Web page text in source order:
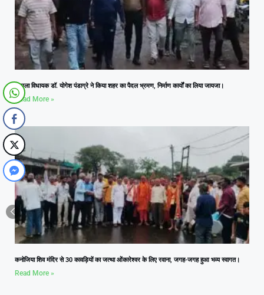
आमला विधायक डॉ. योगेश पंडाग्रे ने किया शहर का पैदल भ्रमण, निर्माण कार्यों का लिया जायजा।
Read More »
कनोजिया शिव मंदिर से 30 कावड़ियों का जत्था ओंकारेश्वर के लिए रवाना, जगह-जगह हुआ भव्य स्वागत।
Read More »